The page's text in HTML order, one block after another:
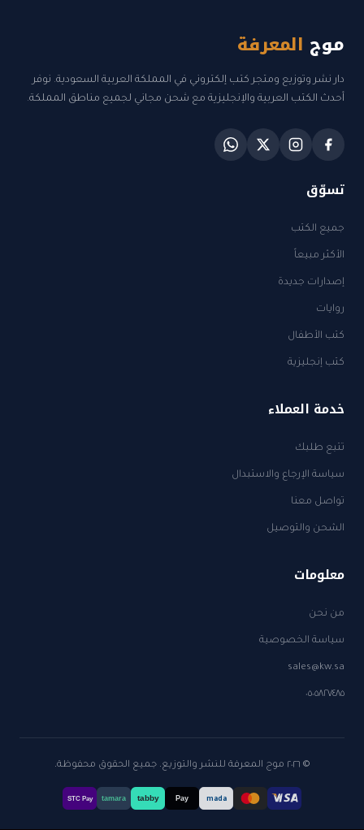
موج المعرفة
دار نشر وتوزيع ومتجر كتب إلكتروني في المملكة العربية السعودية. نوفر
أحدث الكتب العربية والإنجليزية مع شحن مجاني لجميع مناطق المملكة.
تسوّق
جميع الكتب
الأكثر مبيعاً
إصدارات جديدة
روايات
كتب الأطفال
كتب إنجليزية
خدمة العملاء
تتبع طلبك
سياسة الإرجاع والاستبدال
تواصل معنا
الشحن والتوصيل
معلومات
من نحن
سياسة الخصوصية
sales@kw.sa
٠٥٠٥٨٢٧٤٨٥
© ٢٠٢٦ موج المعرفة للنشر والتوزيع. جميع الحقوق محفوظة.
mada
Pay
tabby
tamara
STC Pay